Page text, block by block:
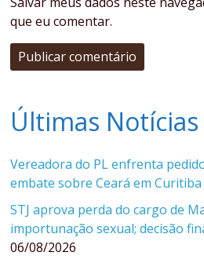
que eu comentar.
Últimas Notícias
Vereadora do PL enfrenta
embate sobre Ceará em Curitiba
STJ aprova perda do cargo de
importunação sexual; decisão
06/08/2026